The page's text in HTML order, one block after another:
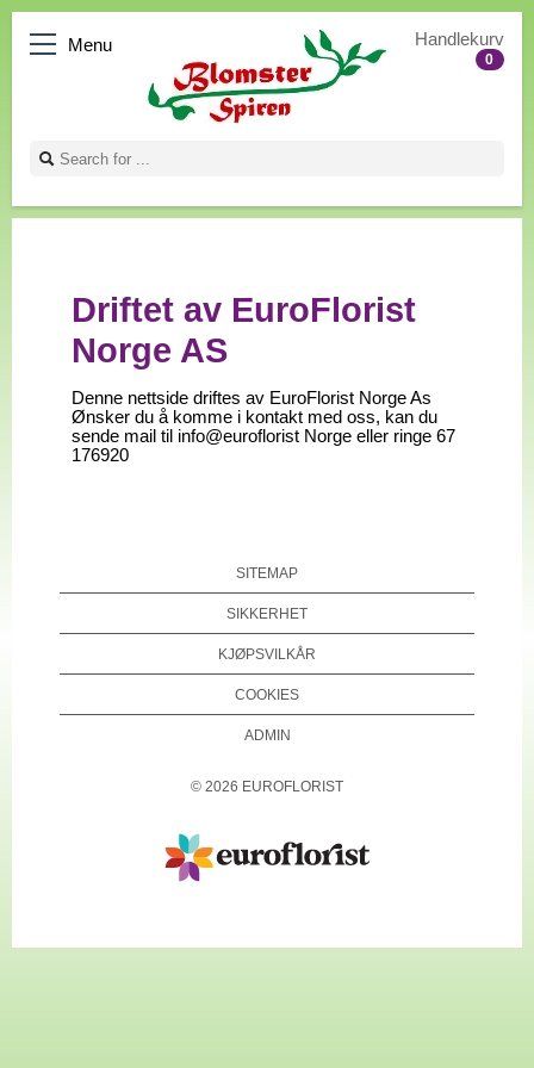
Menu Handlekurv
0
Driftet av EuroFlorist
Norge AS
Denne nettside driftes av EuroFlorist Norge As
Ønsker du å komme i kontakt med oss, kan du
sende mail til info@euroflorist Norge eller ringe 67
176920
© 2026 EUROFLORIST
SITEMAP
SIKKERHET
KJØPSVILKÅR
COOKIES
ADMIN